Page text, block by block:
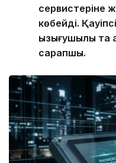
сервистеріне
көбейді.
қызығушылық
сарапшы.